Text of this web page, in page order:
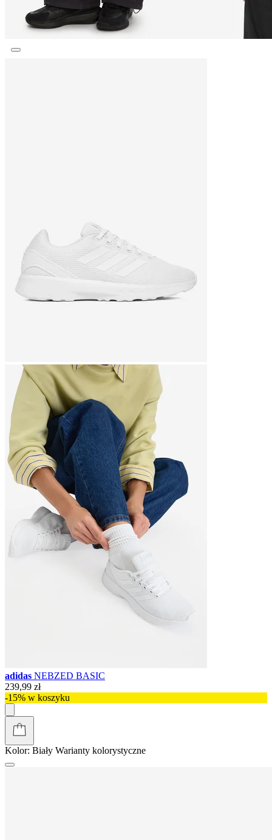
adidas NEBZED BASIC
239,99 zł
-15% w koszyku
Kolor: Biały Warianty kolorystyczne